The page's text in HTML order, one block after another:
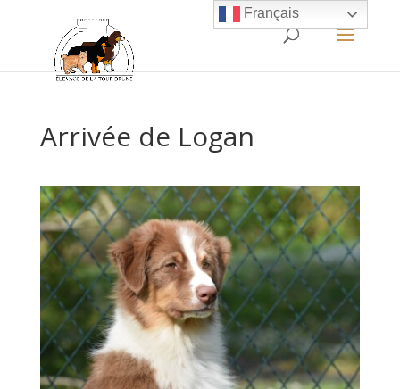
Arrivée de Logan
Français